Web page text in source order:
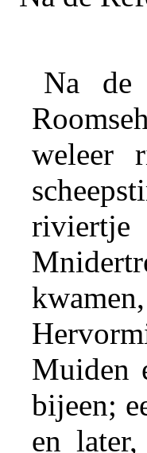
Na
weleer
Muiden
bijeen;
en